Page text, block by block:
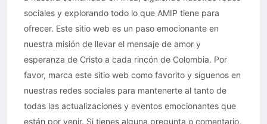
sociales y explorando todo lo que AMIP tiene para
ofrecer. Este sitio web es un paso emocionante en
nuestra misión de llevar el mensaje de amor y
esperanza de Cristo a cada rincón de Colombia. Por
favor, marca este sitio web como favorito y síguenos en
nuestras redes sociales para mantenerte al tanto de
todas las actualizaciones y eventos emocionantes que
están por venir. Si tienes alguna pregunta o comentario,